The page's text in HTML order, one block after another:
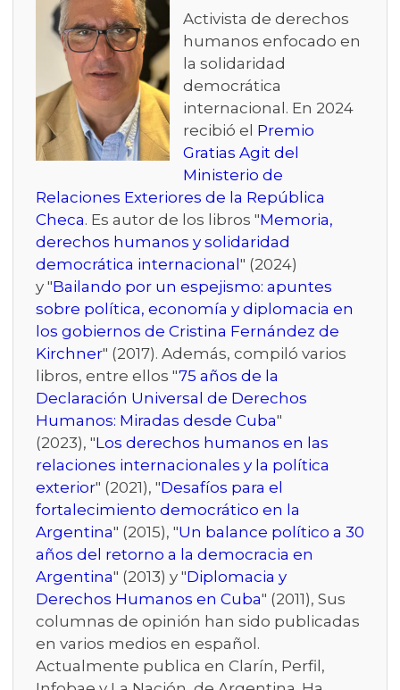
Activista de derechos
humanos enfocado en
la solidaridad
democrática
internacional. En 2024
recibió el Premio
Gratias Agit del
Ministerio de
Relaciones Exteriores de la República
Checa. Es autor de los libros "Memoria,
derechos humanos y solidaridad
democrática internacional " (2024)
y "Bailando por un espejismo: apuntes
sobre política, economía y diplomacia en
los gobiernos de Cristina Fernández de
Kirchner" (2017). Además, compiló varios
libros, entre ellos "75 años de la
Declaración Universal de Derechos
Humanos: Miradas desde Cuba"
(2023), "Los derechos humanos en las
relaciones internacionales y la política
exterior" (2021), "Desafíos para el
fortalecimiento democrático en la
Argentina" (2015), "Un balance político a 30
años del retorno a la democracia en
Argentina" (2013) y "Diplomacia y
Derechos Humanos en Cuba" (2011), Sus
columnas de opinión han sido publicadas
en varios medios en español.
Actualmente publica en Clarín, Perfil,